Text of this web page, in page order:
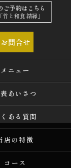
ご予約はこちら
竹と和食 結縁」
問合せ
メニュー
あいさつ
ある質問
店の特徴
コース